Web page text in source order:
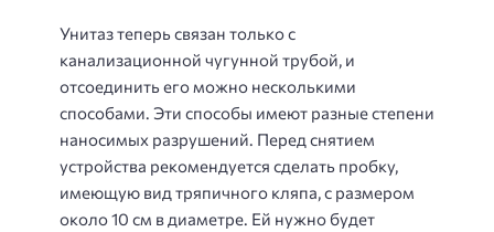
Унитаз теперь связан только с
канализационной чугунной трубой, и
отсоединить его можно несколькими
способами. Эти способы имеют разные степени
наносимых разрушений. Перед снятием
устройства рекомендуется сделать пробку,
имеющую вид тряпичного кляпа, с размером
около 10 см в диаметре. Ей нужно будет